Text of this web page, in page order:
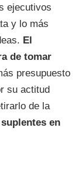
ejecutivos
y lo más
El
de tomar
presupuesto
su actitud
de la
en